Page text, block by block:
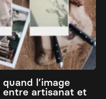
l’image
entre artisanat et